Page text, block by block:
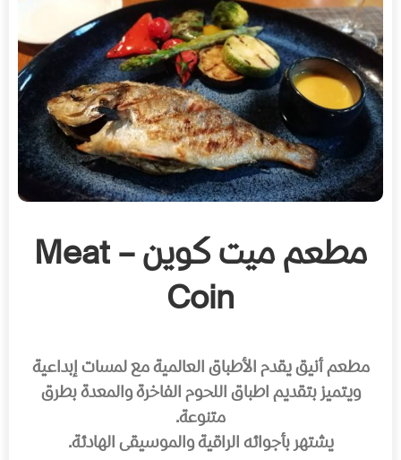
مطعم ميت كوين – Meat
Coin
مطعم أنيق يقدم الأطباق العالمية مع لمسات إبداعية
ويتميز بتقديم اطباق اللحوم الفاخرة والمعدة بطرق
متنوعة.
يشتهر بأجوائه الراقية والموسيقى الهادئة.